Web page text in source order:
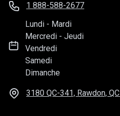
1 888-588-2677
Lundi - Mardi
Mercredi -Jeudi
Vendredi
Samedi
Dimanche
3180 QC-341, Rawdon, QC